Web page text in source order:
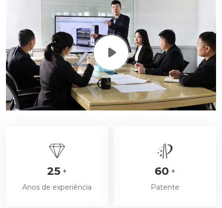
25 +
Anos de experiência
60 +
Patente